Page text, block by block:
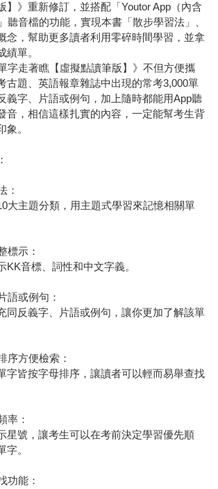
】》重新修訂，並搭配「Youtor App（內含
聽音檔的功能，實現本書「散步學習法」、
念，幫助更多讀者利用零碎時間學習，並拿
績單。
字走著瞧【虛擬點讀筆版】》不但方便攜
古題、英語報章雜誌中出現的常考3,000單
義字、片語或例句，加上隨時都能用App聽
音，相信這樣扎實的內容，一定能幫考生背
。
：
大主題分類，用主題式學習來記憶相關單
標示：
KK音標、詞性和中文字義。
語或例句：
同反義字、片語或例句，讓你更加了解該單
序方便檢索：
字皆按字母排序，讓讀者可以輕而易舉查找
率：
星號，讓考生可以在考前決定學習優先順
字。
功能：